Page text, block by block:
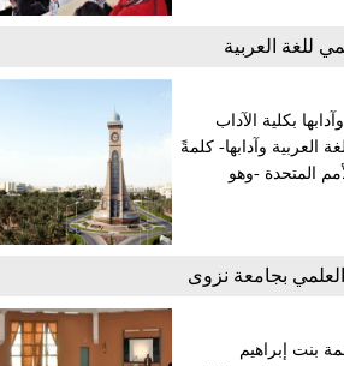
للغة العربية
بكلية الآداب
العربية وآدابها- كلمةً
المتحدة -وهو
بجامعة نزوى
بنت إبراهيم